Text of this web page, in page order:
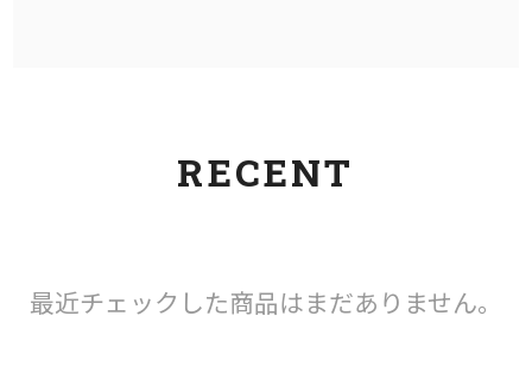
RECENT
最近チェックした商品はまだありません。